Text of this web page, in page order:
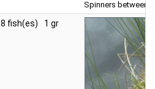
Spinners between
8 fish(es) 1 gr